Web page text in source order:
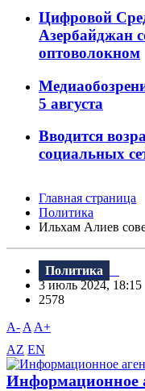
Цифровой
Азербайджан
оптоволокном
5 августа
Вводится
социальных
Главная страница
Политика
Ильхам Алиев
Политика
3 июль 2024, 18:15
2578
A- A A+
AZ EN
Информационное